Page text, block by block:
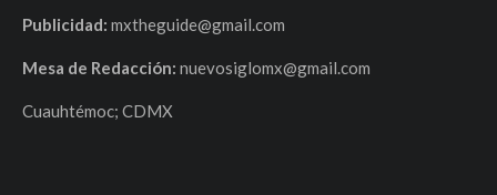
Publicidad: mxtheguide@gmail.com
Mesa de Redacción: nuevosiglomx@gmail.com
Cuauhtémoc; CDMX